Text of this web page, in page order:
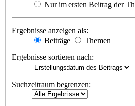
Nur im ersten Beitrag der
Ergebnisse anzeigen als:
Beiträge
Themen
Ergebnisse sortieren nach:
Suchzeitraum begrenzen: